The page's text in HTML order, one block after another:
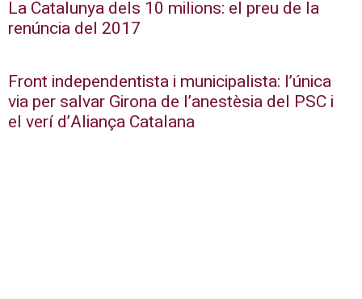
La Catalunya dels 10 milions: el preu de la
renúncia del 2017
Front independentista i municipalista: l’única
via per salvar Girona de l’anestèsia del PSC i
el verí d’Aliança Catalana